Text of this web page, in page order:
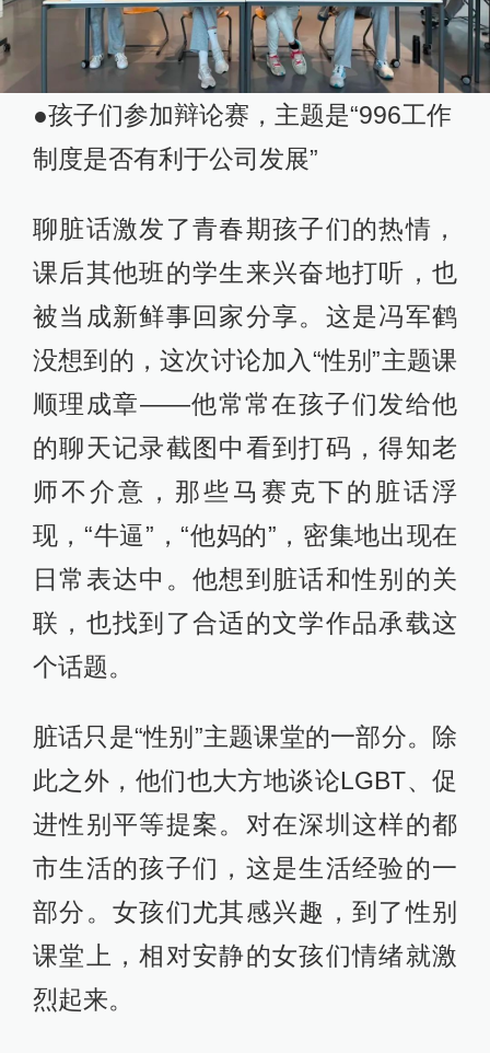
●孩子们参加辩论赛，主题是“996工作
制度是否有利于公司发展”
聊脏话激发了青春期孩子们的热情，
课后其他班的学生来兴奋地打听，也
被当成新鲜事回家分享。这是冯军鹤
没想到的，这次讨论加入“性别”主题课
顺理成章——他常常在孩子们发给他
的聊天记录截图中看到打码，得知老
师不介意，那些马赛克下的脏话浮
现，“牛逼”，“他妈的”，密集地出现在
日常表达中。他想到脏话和性别的关
联，也找到了合适的文学作品承载这
个话题。
脏话只是“性别”主题课堂的一部分。除
此之外，他们也大方地谈论LGBT、促
进性别平等提案。对在深圳这样的都
市生活的孩子们，这是生活经验的一
部分。女孩们尤其感兴趣，到了性别
课堂上，相对安静的女孩们情绪就激
烈起来。